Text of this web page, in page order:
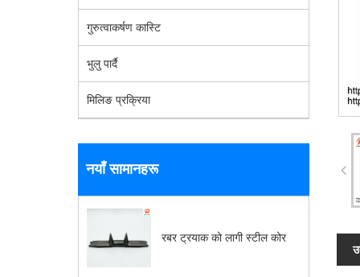
गुरुत्वाकर्षण कास्टि
भुलु पार्दै
मिलिङ प्रक्रिया
नयाँ सामानहरू
रबर ट्रयाक को लागी स्टील कोर